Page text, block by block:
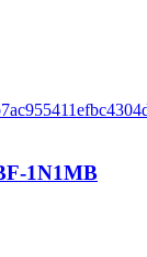
1N1MB